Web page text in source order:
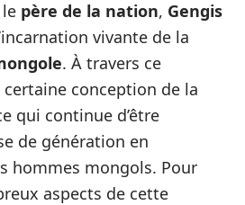
père de la nation, Gengis
vivante de la
. À travers ce
certaine conception de la
qui continue d’être
de génération en
hommes mongols. Pour
aspects de cette